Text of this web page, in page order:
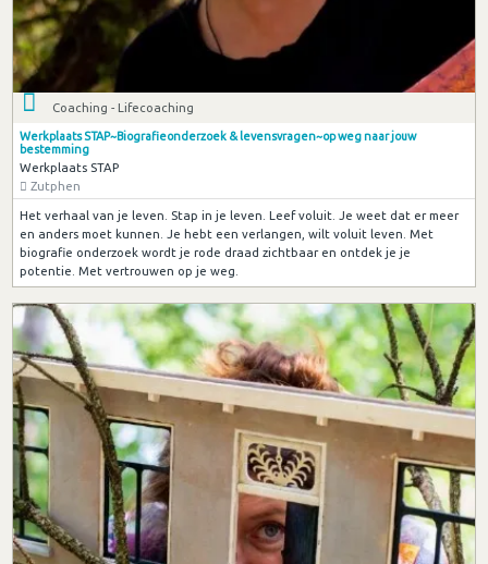
Coaching - Lifecoaching
Werkplaats STAP~Biografieonderzoek & levensvragen~op weg naar jouw
bestemming
Werkplaats STAP
Zutphen
Het verhaal van je leven. Stap in je leven. Leef voluit. Je weet dat er meer
en anders moet kunnen. Je hebt een verlangen, wilt voluit leven. Met
biografie onderzoek wordt je rode draad zichtbaar en ontdek je je
potentie. Met vertrouwen op je weg.